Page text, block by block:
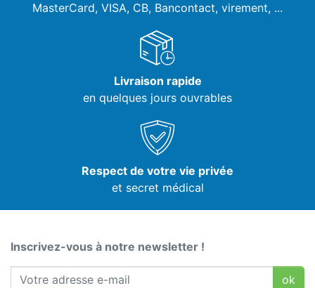
MasterCard, VISA, CB, Bancontact, virement, ...
Livraison rapide
en quelques jours ouvrables
Respect de votre vie privée
et secret médical
Inscrivez-vous à notre newsletter !
ok